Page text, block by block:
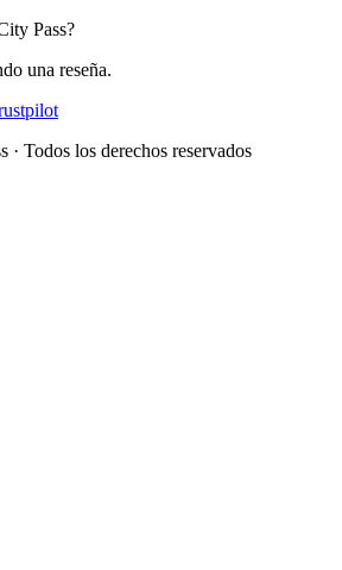
Pass?
una reseña.
· Todos los derechos reservados